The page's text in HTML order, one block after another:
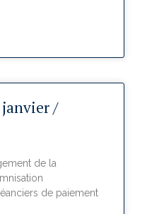
/
de la
de paiement